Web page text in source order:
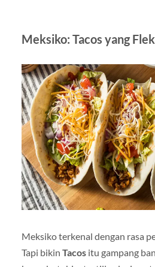
Meksiko: Tacos yang
Meksiko terkenal dengan rasa
Tapi bikin Tacositu gampang